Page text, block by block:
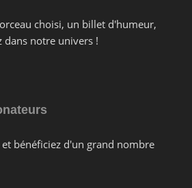
choisi, un billet d'humeur,
dans notre univers !
bénéficiez d'un grand nombre